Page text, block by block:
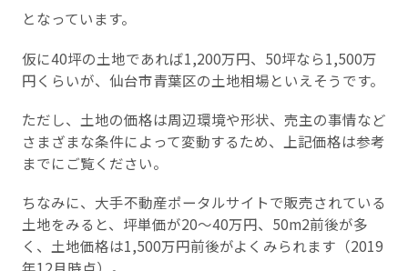
となっています。
仮に40坪の土地であれば1,200万円、50坪なら1,500万
円くらいが、仙台市青葉区の土地相場といえそうです。
ただし、土地の価格は周辺環境や形状、売主の事情など
さまざまな条件によって変動するため、上記価格は参考
までにご覧ください。
ちなみに、大手不動産ポータルサイトで販売されている
土地をみると、坪単価が20～40万円、50m2前後が多
く、土地価格は1,500万円前後がよくみられます（2019